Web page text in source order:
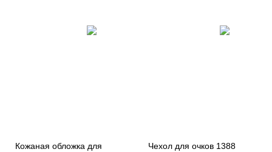
Кожаная обложка для
Чехол для очков 1388